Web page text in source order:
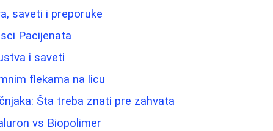
saveti i preporuke
Pacijenata
i saveti
flekama na licu
Šta treba znati pre zahvata
vs Biopolimer